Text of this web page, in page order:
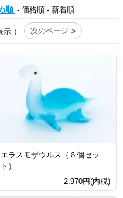
順 - 価格順- 新着順
） 次のページ
エラスモザウルス（６個セッ
ト）
2,970円(内税)